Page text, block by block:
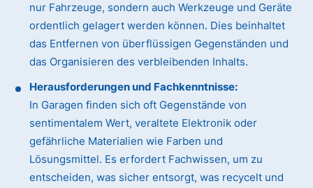
nur Fahrzeuge, sondern auch Werkzeuge und Geräte
ordentlich gelagert werden können. Dies beinhaltet
das Entfernen von überflüssigen Gegenständen und
das Organisieren des verbleibenden Inhalts.
Herausforderungen und Fachkenntnisse:
In Garagen finden sich oft Gegenstände von
sentimentalem Wert, veraltete Elektronik oder
gefährliche Materialien wie Farben und
Lösungsmittel. Es erfordert Fachwissen, um zu
entscheiden, was sicher entsorgt, was recycelt und